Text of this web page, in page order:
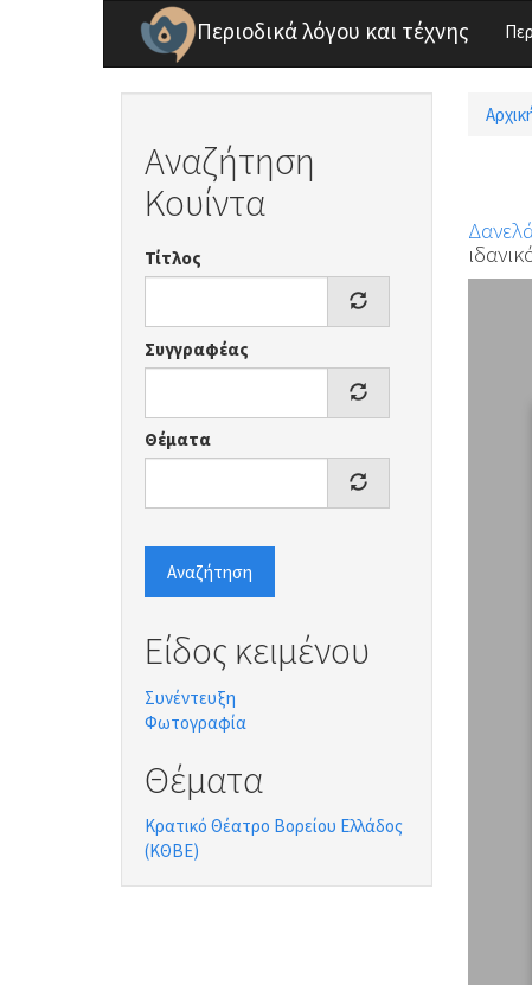
Παράκαμψη προς το κυρίως περιεχόμενο
Περιοδικά λόγου και τέχνης
Αναζήτηση
Κουίντα
Τίτλος
Συγγραφέας
Θέματα
Αναζήτηση
Είδος κειμένου
Συνέντευξη
Φωτογραφία
Θέματα
Κρατικό Θέατρο Βορείου Ελλάδος
(ΚΘΒΕ)